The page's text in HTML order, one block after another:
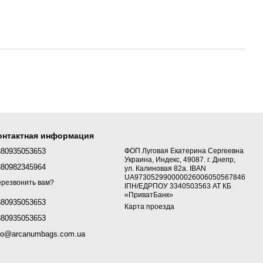
информация
вам?
ФОП Луговая Екатерина Сергеевна
Украина, Индекс, 49087. г. Днепр,
ул. Калиновая 82а. IBAN
UA973052990000026006050567846
ІПН/ЕДРПОУ 3340503563 АТ КБ
«ПриватБанк»
Карта проезда